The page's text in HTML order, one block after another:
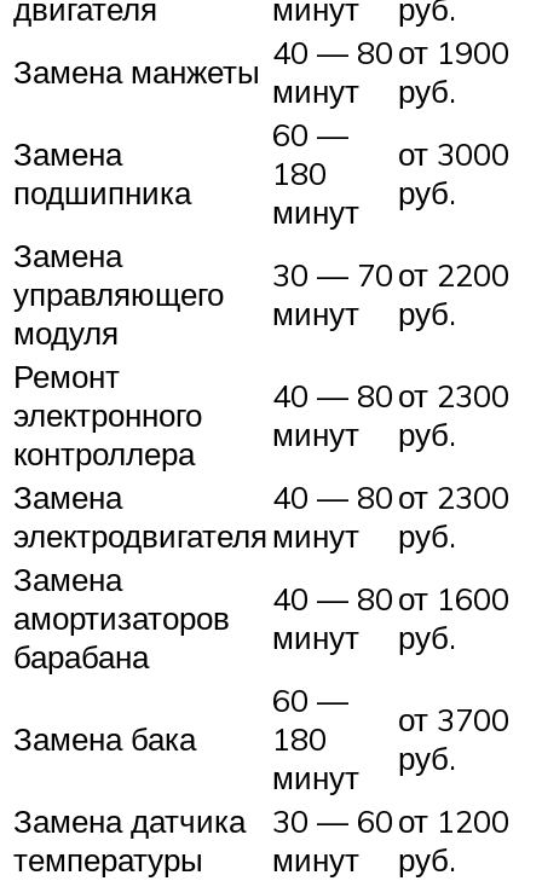
двигателя минут
руб.
Замена манжеты 40 — 80
минут
от 1900
руб.
Замена
подшипника
60 —
180
минут
от 3000
руб.
Замена
управляющего
модуля
30 — 70
минут
от 2200
руб.
Ремонт
электронного
контроллера
40 — 80
минут
от 2300
руб.
Замена
электродвигателя
40 — 80
минут
от 2300
руб.
Замена
амортизаторов
барабана
40 — 80
минут
от 1600
руб.
Замена бака
60 —
180
минут
от 3700
руб.
Замена датчика
температуры
30 — 60
минут
от 1200
руб.